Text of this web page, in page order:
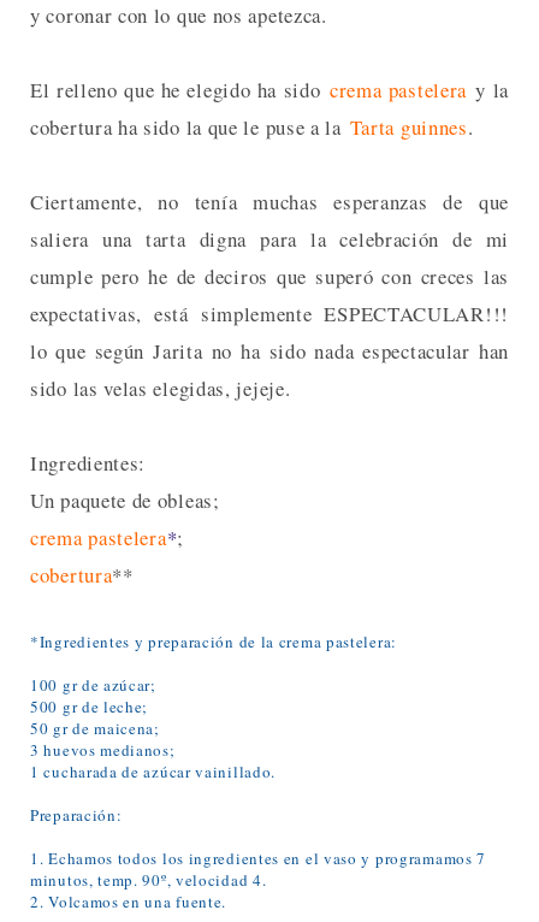
y coronar con lo que nos apetezca.
El relleno que he elegido ha sido crema pastelera y la
cobertura ha sido la que le puse a la Tarta guinnes.
Ciertamente, no tenía muchas esperanzas de que
saliera una tarta digna para la celebración de mi
cumple pero he de deciros que superó con creces las
expectativas, está simplemente ESPECTACULAR!!!
lo que según Jarita no ha sido nada espectacular han
sido las velas elegidas, jejeje.
Ingredientes:
Un paquete de obleas;
crema pastelera*;
cobertura**
*Ingredientes y preparación de la crema pastelera:
100 gr de azúcar;
500 gr de leche;
50 gr de maicena;
3 huevos medianos;
1 cucharada de azúcar vainillado.
Preparación:
1. Echamos todos los ingredientes en el vaso y programamos 7
minutos, temp. 90º, velocidad 4.
2. Volcamos en una fuente.